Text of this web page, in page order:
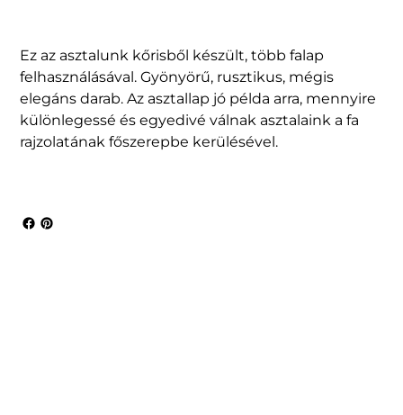
Ez az asztalunk kőrisből készült, több falap
felhasználásával. Gyönyörű, rusztikus, mégis
elegáns darab. Az asztallap jó példa arra, mennyire
különlegessé és egyedivé válnak asztalaink a fa
rajzolatának főszerepbe kerülésével.